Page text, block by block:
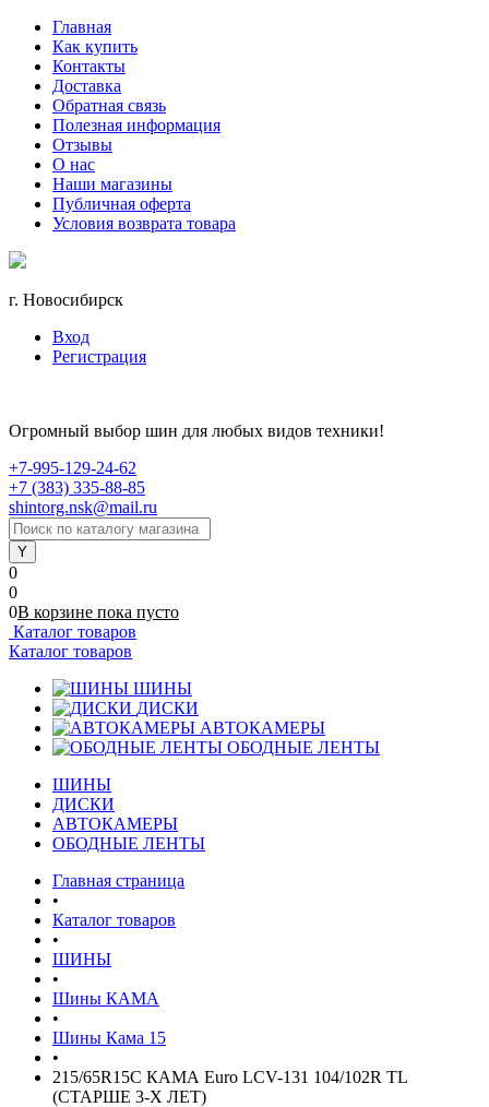
Главная
Как купить
Контакты
Доставка
Обратная связь
Полезная информация
Отзывы
О нас
Наши магазины
Публичная оферта
Условия возврата товара
г. Новосибирск
Вход
Регистрация
Огромный выбор шин для любых видов техники!
+7-995-129-24-62
+7 (383) 335-88-85
shintorg.nsk@mail.ru
0
0
0В корзине пока пусто
Каталог товаров
Каталог товаров
ШИНЫ
ДИСКИ
АВТОКАМЕРЫ
ОБОДНЫЕ ЛЕНТЫ
ШИНЫ
ДИСКИ
АВТОКАМЕРЫ
ОБОДНЫЕ ЛЕНТЫ
Главная страница
•
Каталог товаров
•
ШИНЫ
•
Шины КАМА
•
Шины Кама 15
•
215/65R15C КАМА Euro LCV-131 104/102R TL
(СТАРШЕ 3-Х ЛЕТ)